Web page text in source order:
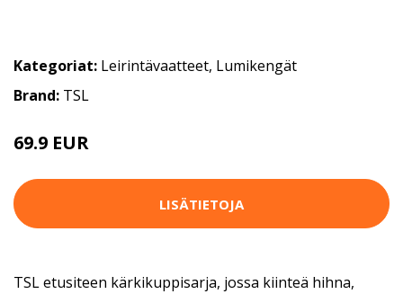
Kategoriat: Leirintävaatteet, Lumikengät
Brand: TSL
69.9 EUR
LISÄTIETOJA
TSL etusiteen kärkikuppisarja, jossa kiinteä hihna,